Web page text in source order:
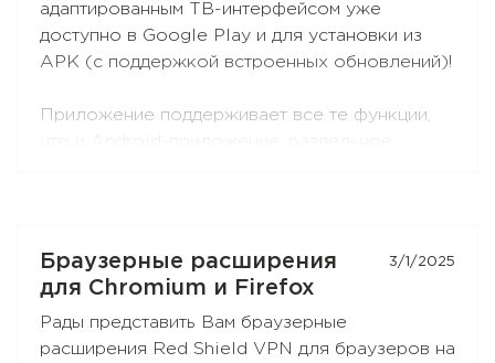
адаптированным ТВ-интерфейсом уже
доступно в Google Play и для установки из
APK (с поддержкой встроенных обновлений)!
Приложение поддерживает все те функции,
Устанавливайте приложение на Ваши
Android-приставки и ТВ, и наслаждайтесь
свободным интернетом!
Браузерные расширения
для Chromium и Firefox
3/1/2025
Рады представить Вам браузерные
расширения Red Shield VPN для браузеров на